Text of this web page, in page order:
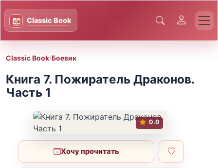
Classic Book/Боевик
Книга 7. Пожиратель Драконов.
Часть 1
0.0
Хочу прочитать